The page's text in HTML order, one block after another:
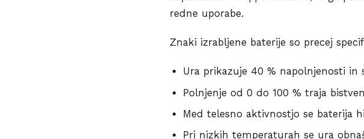
redne uporabe.
Znaki izrabljene baterije so precej
Ura prikazuje 40 % napolnjenosti in
Polnjenje od 0 do 100 % traja
Med telesno aktivnostjo se baterija
Pri nizkih temperaturah se ura